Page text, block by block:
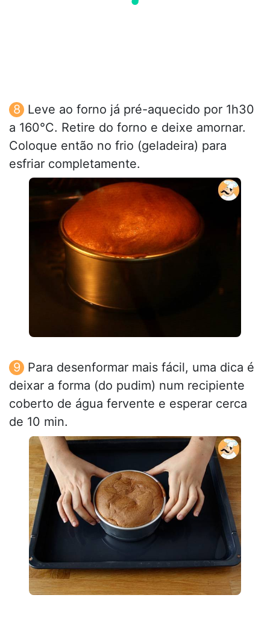
Leve ao forno já pré-aquecido por 1h30
a 160°C. Retire do forno e deixe amornar.
Coloque então no frio (geladeira) para
esfriar completamente.
Para desenformar mais fácil, uma dica é
deixar a forma (do pudim) num recipiente
coberto de água fervente e esperar cerca
de 10 min.